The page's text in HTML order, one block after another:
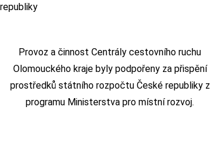
Provoz a činnost Centrály cestovního ruchu
Olomouckého kraje byly podpořeny za přispění
prostředků státního rozpočtu České republiky z
programu Ministerstva pro místní rozvoj.